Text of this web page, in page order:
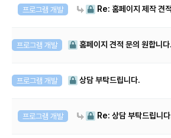
프로그램 개발 Re: 홈페이지 제작 견
프로그램 개발 홈페이지 견적 문의 원합니다.
프로그램 개발 상담 부탁드립니다.
프로그램 개발 Re: 상담 부탁드립니